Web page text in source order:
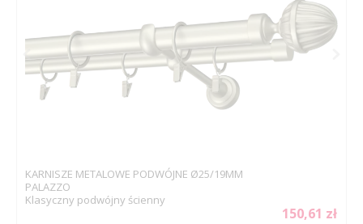
KARNISZE METALOWE PODWÓJNE Ø25/19MM
PALAZZO
Klasyczny podwójny ścienny
150,61 zł